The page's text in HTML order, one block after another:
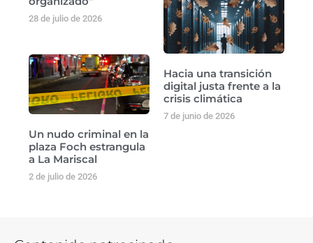
28 de julio de 2026
Un nudo criminal en la
plaza Foch estrangula
a La Mariscal
2 de julio de 2026
Hacia una transición
digital justa frente a la
crisis climática
7 de junio de 2026